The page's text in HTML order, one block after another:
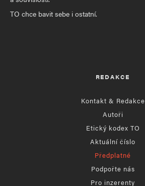
TO chce bavit sebe i ostatní.
REDAKCE
Kontakt & Redakce
Autoři
Etický kodex TO
Aktuální číslo
Předplatné
Podpořte nás
Pro inzerenty